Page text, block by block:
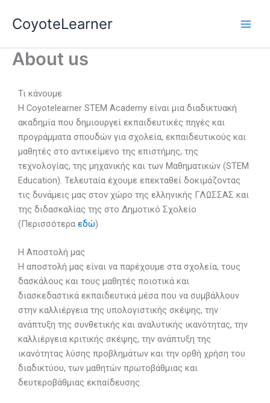
CoyoteLearner
About us
Τι κάνουμε
H Coyotelearner STEM Academy είναι μια διαδικτυακή
ακαδημία που δημιουργεί εκπαιδευτικές πηγές και
προγράμματα σπουδών για σχολεία, εκπαιδευτικούς και
μαθητές στο αντικείμενο της επιστήμης, της
τεχνολογίας, της μηχανικής και των Μαθηματικών (STEM
Education). Τελευταία έχουμε επεκταθεί δοκιμάζοντας
τις δυνάμεις μας στον χώρο της ελληνικής ΓΛΩΣΣΑΣ και
της διδασκαλίας της στο Δημοτικό Σχολείο
(Περισσότερα εδώ)
Η Αποστολή μας
Η αποστολή μας είναι να παρέχουμε στα σχολεία, τους
δασκάλους και τους μαθητές ποιοτικά και
διασκεδαστικά εκπαιδευτικά μέσα που να συμβάλλουν
στην καλλιέργεια της υπολογιστικής σκέψης, την
ανάπτυξη της συνθετικής και αναλυτικής ικανότητας, την
καλλιέργεια κριτικής σκέψης, την ανάπτυξη της
ικανότητας λύσης προβλημάτων και την ορθή χρήση του
διαδικτύου, των μαθητών πρωτοβάθμιας και
δευτεροβάθμιας εκπαίδευσης.